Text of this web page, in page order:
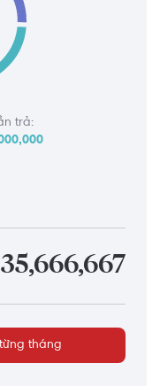
trả:
35,666,667
tháng